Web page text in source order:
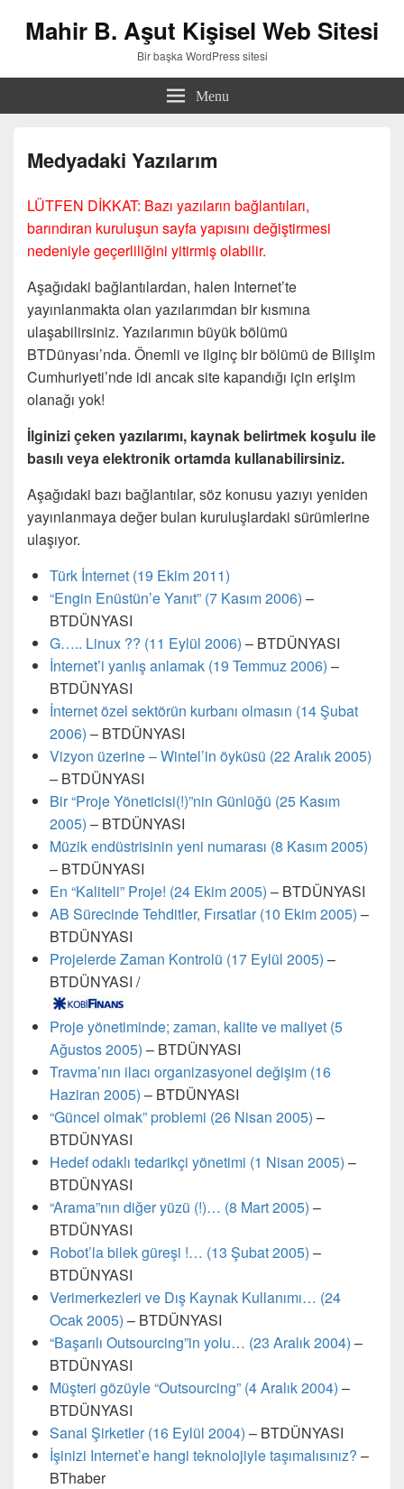
Mahir B. Aşut Kişisel Web Sitesi
Bir başka WordPress sitesi
Menu
Medyadaki Yazılarım
LÜTFEN DİKKAT: Bazı yazıların bağlantıları,
barındıran kuruluşun sayfa yapısını değiştirmesi
nedeniyle geçerliliğini yitirmiş olabilir.
Aşağıdaki bağlantılardan, halen Internet’te
yayınlanmakta olan yazılarımdan bir kısmına
ulaşabilirsiniz. Yazılarımın büyük bölümü
BTDünyası’nda. Önemli ve ilginç bir bölümü de Bilişim
Cumhuriyeti’nde idi ancak site kapandığı için erişim
olanağı yok!
İlginizi çeken yazılarımı, kaynak belirtmek koşulu ile
basılı veya elektronik ortamda kullanabilirsiniz.
Aşağıdaki bazı bağlantılar, söz konusu yazıyı yeniden
yayınlanmaya değer bulan kuruluşlardaki sürümlerine
ulaşıyor.
Türk İnternet (19 Ekim 2011)
“Engin Enüstün’e Yanıt” (7 Kasım 2006) –
BTDÜNYASI
G….. Linux ?? (11 Eylül 2006) – BTDÜNYASI
İnternet’i yanlış anlamak (19 Temmuz 2006) –
BTDÜNYASI
İnternet özel sektörün kurbanı olmasın (14 Şubat
2006) – BTDÜNYASI
Vizyon üzerine – Wintel’in öyküsü (22 Aralık 2005)
– BTDÜNYASI
Bir “Proje Yöneticisi(!)”nin Günlüğü (25 Kasım
2005) – BTDÜNYASI
Müzik endüstrisinin yeni numarası (8 Kasım 2005)
– BTDÜNYASI
En “Kaliteli” Proje! (24 Ekim 2005) – BTDÜNYASI
AB Sürecinde Tehditler, Fırsatlar (10 Ekim 2005) –
BTDÜNYASI
Projelerde Zaman Kontrolü (17 Eylül 2005) –
BTDÜNYASI /
Proje yönetiminde; zaman, kalite ve maliyet (5
Ağustos 2005) – BTDÜNYASI
Travma’nın ilacı organizasyonel değişim (16
Haziran 2005) – BTDÜNYASI
“Güncel olmak” problemi (26 Nisan 2005) –
BTDÜNYASI
Hedef odaklı tedarikçi yönetimi (1 Nisan 2005) –
BTDÜNYASI
“Arama”nın diğer yüzü (!)… (8 Mart 2005) –
BTDÜNYASI
Robot’la bilek güreşi !… (13 Şubat 2005) –
BTDÜNYASI
Verimerkezleri ve Dış Kaynak Kullanımı… (24
Ocak 2005) – BTDÜNYASI
“Başarılı Outsourcing”in yolu… (23 Aralık 2004) –
BTDÜNYASI
Müşteri gözüyle “Outsourcing” (4 Aralık 2004) –
BTDÜNYASI
Sanal Şirketler (16 Eylül 2004) – BTDÜNYASI
İşinizi Internet’e hangi teknolojiyle taşımalısınız? –
BThaber